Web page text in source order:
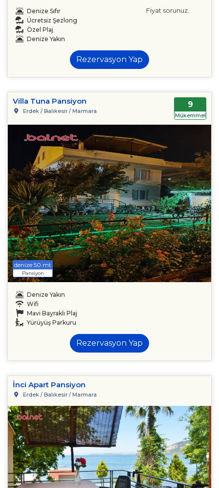
Denize Sıfır
Ücretsiz Şezlong
Özel Plaj
Denize Yakın
Fiyat sorunuz.
Rezervasyon Yap
Villa Tuna Pansiyon
Erdek / Balıkesir / Marmara
9
Mükemmel
denize 50 mt
Pansiyon
Denize Yakın
Wifi
Mavi Bayraklı Plaj
Yürüyüş Parkuru
Rezervasyon Yap
İnci Apart Pansiyon
Erdek / Balıkesir / Marmara